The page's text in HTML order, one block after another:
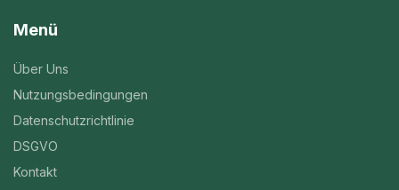
Menü
Über Uns
Nutzungsbedingungen
Datenschutzrichtlinie
DSGVO
Kontakt